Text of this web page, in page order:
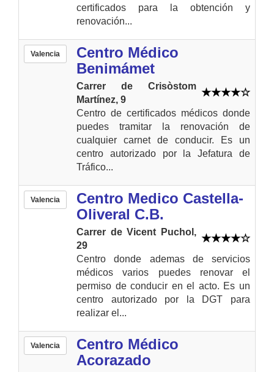
certificados para la obtención y
renovación...
Valencia
Centro Médico
Benimámet
Carrer de Crisòstom
Martínez, 9
Centro de certificados médicos donde
puedes tramitar la renovación de
cualquier carnet de conducir. Es un
centro autorizado por la Jefatura de
Tráfico...
Valencia
Centro Medico Castella-
Oliveral C.B.
Carrer de Vicent Puchol,
29
Centro donde ademas de servicios
médicos varios puedes renovar el
permiso de conducir en el acto. Es un
centro autorizado por la DGT para
realizar el...
Valencia
Centro Médico
Acorazado